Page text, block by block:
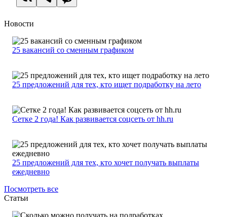
Новости
25 вакансий со сменным графиком
25 предложений для тех, кто ищет подработку на лето
Сетке 2 года! Как развивается соцсеть от hh.ru
25 предложений для тех, кто хочет получать выплаты
ежедневно
Посмотреть все
Статьи